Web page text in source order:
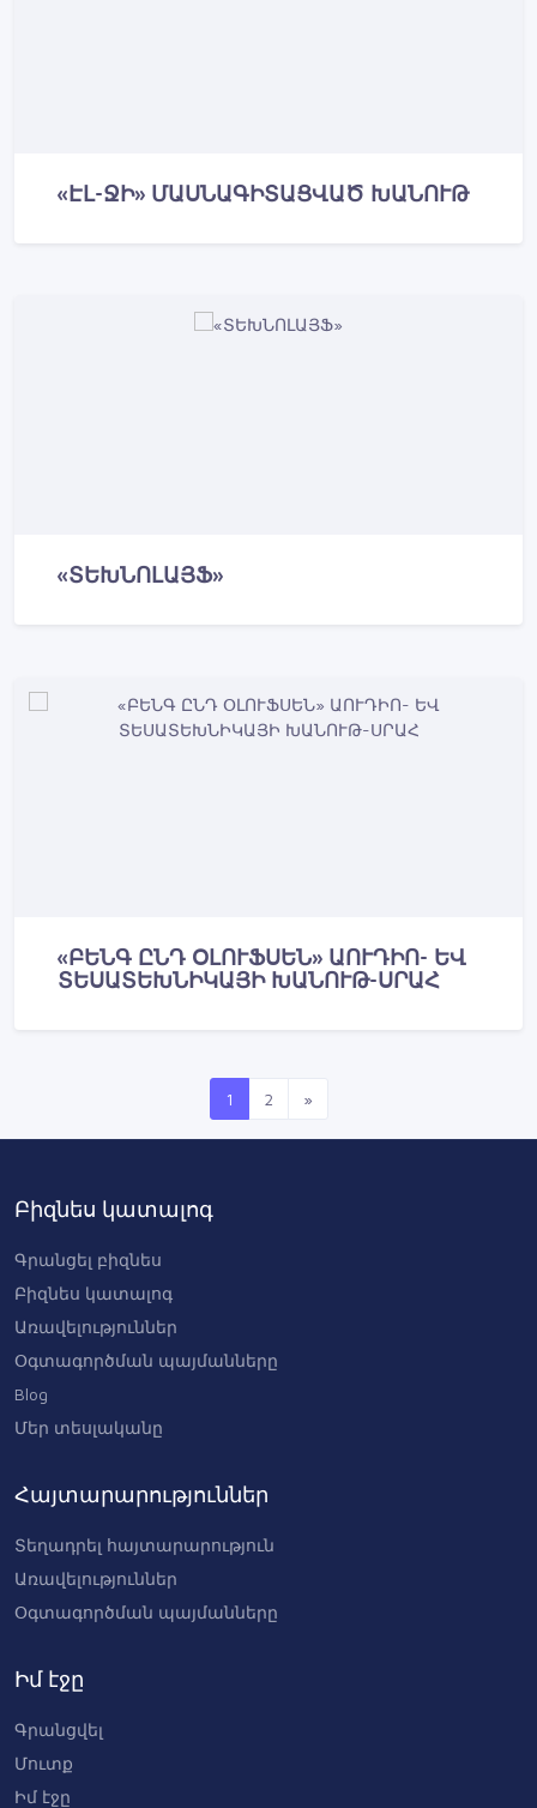
«ԷԼ-ՋԻ» ՄԱՍՆԱԳԻՏԱՑՎԱԾ ԽԱՆՈՒԹ
«ՏԵԽՆՈԼԱՅՖ»
«ԲԵՆԳ ԸՆԴ ՕԼՈՒՖՍԵՆ» ԱՈՒԴԻՈ- ԵՎ
ՏԵՍԱՏԵԽՆԻԿԱՅԻ ԽԱՆՈՒԹ-ՍՐԱՀ
1 2 »
Բիզնես կատալոգ
Գրանցել բիզնես
Բիզնես կատալոգ
Առավելություններ
Օգտագործման պայմանները
Blog
Մեր տեսլականը
Հայտարարություններ
Տեղադրել հայտարարություն
Առավելություններ
Օգտագործման պայմանները
Իմ էջը
Գրանցվել
Մուտք
Իմ էջը